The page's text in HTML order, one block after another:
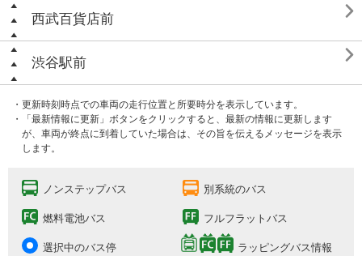
西武百貨店前 
渋谷駅前 
・更新時刻時点での車両の走行位置と所要時分を表示しています。
・「最新情報に更新」ボタンをクリックすると、最新の情報に更新します
が、車両が終点に到着していた場合は、その旨を伝えるメッセージを表示
します。
ノンステップバス 別系統のバス
燃料電池バス フルフラットバス
選択中のバス停
ラッピングバス情報